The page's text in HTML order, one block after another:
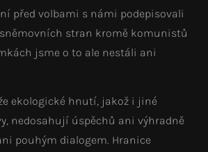
před volbami s námi podepisovali
sněmovních stran kromě komunistů
jsme o to ale nestáli ani
ekologické hnutí, jakož i jiné
nedosahují úspěchů ani výhradně
pouhým dialogem. Hranice